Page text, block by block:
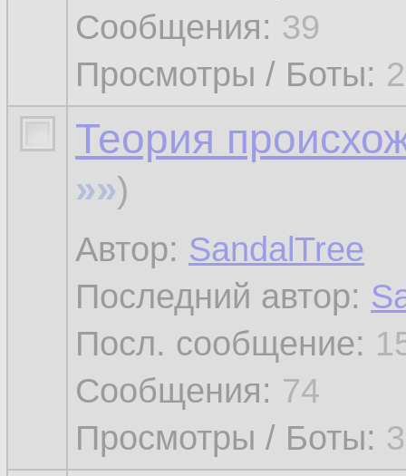
Сообщения: 39
Просмотры / Боты:
Теория
»»)
Автор: SandalTree
Последний автор:
Посл. сообщение:
Сообщения: 74
Просмотры / Боты: